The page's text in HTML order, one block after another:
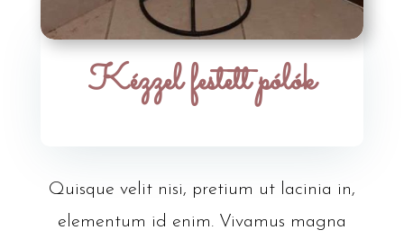
Kézzel festett pólók
Quisque velit nisi, pretium ut lacinia in,
elementum id enim. Vivamus magna